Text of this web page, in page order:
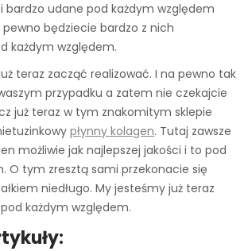
bardzo udane pod każdym względem
będziecie bardzo z nich
każdym względem.
teraz zacząć realizować. I na pewno tak
przypadku a zatem nie czekajcie
już teraz w tym znakomitym sklepie
płynny kolagen. Tutaj zawsze
możliwie jak najlepszej jakości i to pod
O tym zresztą sami przekonacie się
niedługo. My jesteśmy już teraz
każdym względem.